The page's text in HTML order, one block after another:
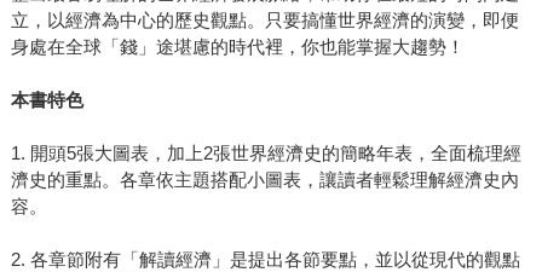
立，以經濟為中心的歷史觀點。只要搞懂世界經濟的演變，即便
身處在全球「錢」途堪慮的時代裡，你也能掌握大趨勢！
本書特色
1. 開頭5張大圖表，加上2張世界經濟史的簡略年表，全面梳理經
濟史的重點。各章依主題搭配小圖表，讓讀者輕鬆理解經濟史內
容。
2. 各章節附有「解讀經濟」是提出各節要點，並以從現代的觀點